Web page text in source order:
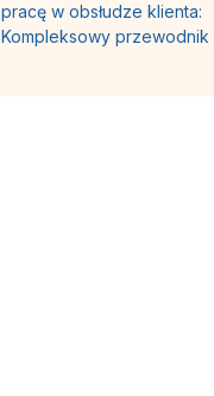
pracę w obsłudze klienta:
Kompleksowy przewodnik